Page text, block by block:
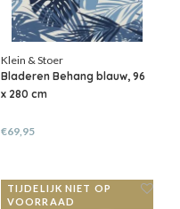
Klein & Stoer
Bladeren Behang blauw, 96
x 280 cm
€69,95
TIJDELIJK NIET OP
VOORRAAD